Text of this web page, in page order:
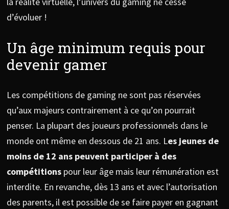
d’évoluer !
Un âge minimum requis pour
devenir gamer
Les compétitions de gaming ne sont pas réservées
qu’aux majeurs contrairement à ce qu’on pourrait
penser. La plupart des joueurs professionnels dans le
monde ont même en dessous de 21 ans. Les jeunes de
moins de 12 ans peuvent participer à des
compétitionspour leur âge mais leur rémunération est
interdite. En revanche, dès 13 ans et avec l’autorisation
des parents, il est possible de se faire payer en gagnant